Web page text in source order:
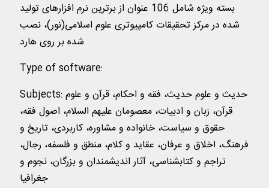
بسته ویژه شامل 106 عنوان از برترین نرم افزارهای تولید
شده در مرکز تحقیقات کامپیوتری علوم اسلامی(نور)، نصب
شده بر روی هارد
Type of software:
Subjects: حدیث و علوم حدیث، فقه و احکام، قرآن و علوم
قرآن، زبان و ادبیات، معصومان علیهم السلام، اصول فقه،
حقوق و سیاست، خانواده و مشاوره، کاربردی، تاریخ و
فرهنگ، اخلاق و عرفان، عقاید و كلام، منطق و فلسفه، رجال،
تراجم و کتابشناسی، آثار اندیشمندان و بزرگان، نجوم و
جغرافیا